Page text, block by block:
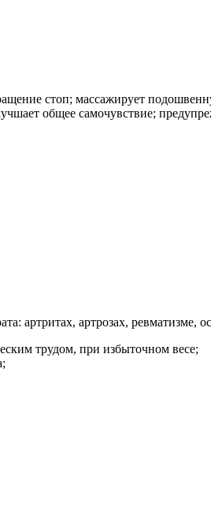
стоп; массажирует
общее самочувствие;
артритах, артрозах, ревматизме,
трудом, при избыточном весе;